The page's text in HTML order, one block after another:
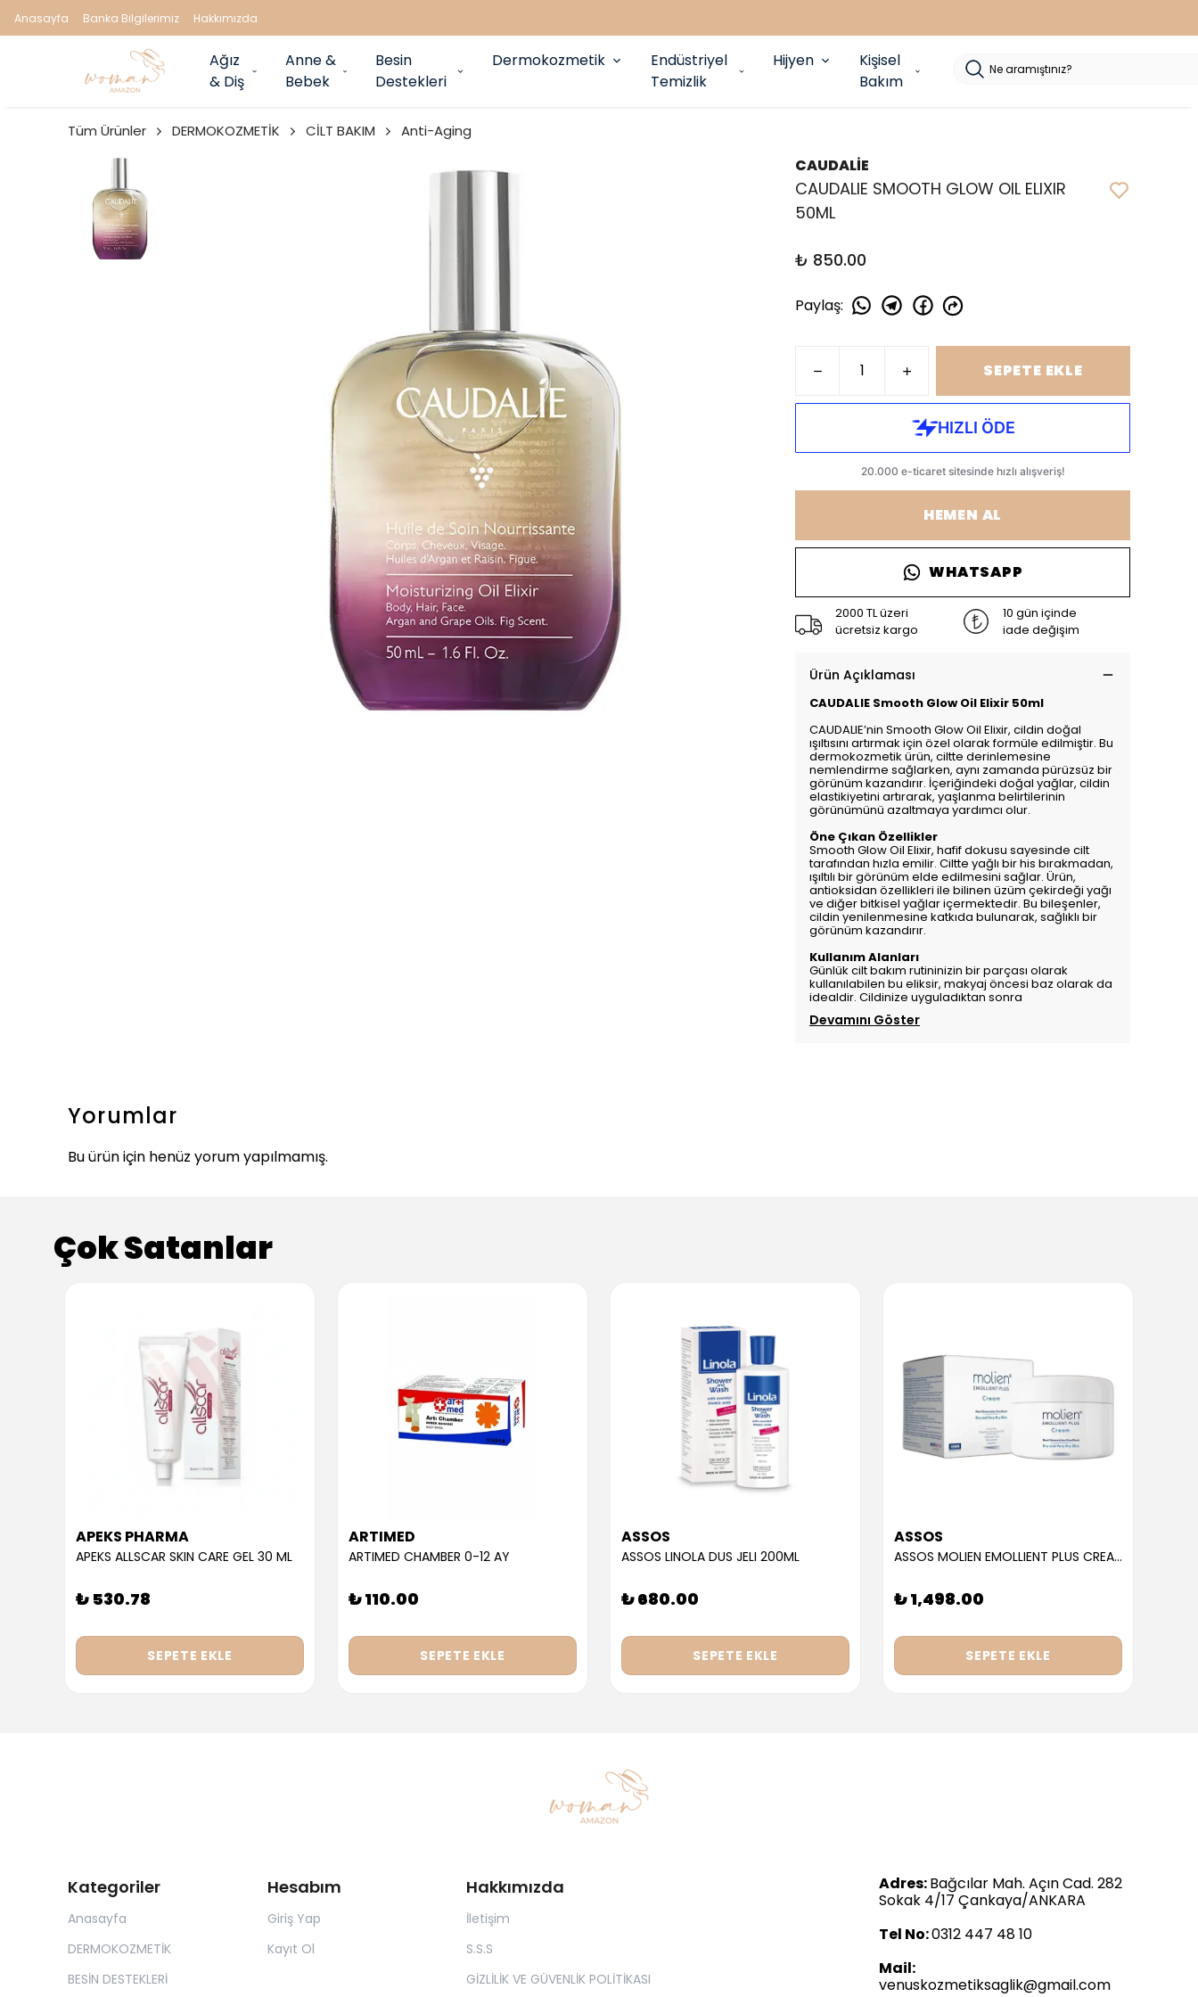
Anasayfa Banka Bilgilerimiz Hakkımızda
Ağız
& Diş
Anne &
Bebek
Besin
Destekleri
Dermokozmetik
Endüstriyel
Temizlik
Hijyen
Kişisel
Bakım
Tüm Ürünler DERMOKOZMETİK CİLT BAKIM Anti-Aging
CAUDALİE
CAUDALIE SMOOTH GLOW OIL ELIXIR
50ML
₺ 850.00
Paylaş:
SEPETE EKLE
HEMEN AL
WHATSAPP
2000 TL üzeri
ücretsiz kargo
10 gün içinde
iade değişim
Ürün Açıklaması
CAUDALIE Smooth Glow Oil Elixir 50ml
CAUDALIE’nin Smooth Glow Oil Elixir, cildin doğal
ışıltısını artırmak için özel olarak formüle edilmiştir. Bu
dermokozmetik ürün, ciltte derinlemesine
nemlendirme sağlarken, aynı zamanda pürüzsüz bir
görünüm kazandırır. İçeriğindeki doğal yağlar, cildin
elastikiyetini artırarak, yaşlanma belirtilerinin
görünümünü azaltmaya yardımcı olur.
Öne Çıkan Özellikler
Smooth Glow Oil Elixir, hafif dokusu sayesinde cilt
tarafından hızla emilir. Ciltte yağlı bir his bırakmadan,
ışıltılı bir görünüm elde edilmesini sağlar. Ürün,
antioksidan özellikleri ile bilinen üzüm çekirdeği yağı
ve diğer bitkisel yağlar içermektedir. Bu bileşenler,
cildin yenilenmesine katkıda bulunarak, sağlıklı bir
görünüm kazandırır.
Kullanım Alanları
Günlük cilt bakım rutininizin bir parçası olarak
kullanılabilen bu eliksir, makyaj öncesi baz olarak da
idealdir. Cildinize uyguladıktan sonra
Devamını Göster
Yorumlar
Bu ürün için henüz yorum yapılmamış.
Çok Satanlar
APEKS PHARMA
APEKS ALLSCAR SKIN CARE GEL 30 ML
₺ 530.78
SEPETE EKLE
ARTIMED
ARTIMED CHAMBER 0-12 AY
₺ 110.00
SEPETE EKLE
ASSOS
ASSOS LINOLA DUS JELI 200ML
₺ 680.00
SEPETE EKLE
ASSOS
ASSOS MOLIEN EMOLLIENT PLUS CREAM 300ML
₺ 1,498.00
SEPETE EKLE
Kategoriler
Anasayfa
DERMOKOZMETİK
BESİN DESTEKLERİ
Hesabım
Giriş Yap
Kayıt Ol
Hakkımızda
İletişim
S.S.S
GİZLİLİK VE GÜVENLİK POLİTİKASI
Adres:Bağcılar Mah. Açın Cad. 282
Sokak 4/17 Çankaya/ANKARA
Tel No:0312 447 48 10
Mail:
venuskozmetiksaglik@gmail.com